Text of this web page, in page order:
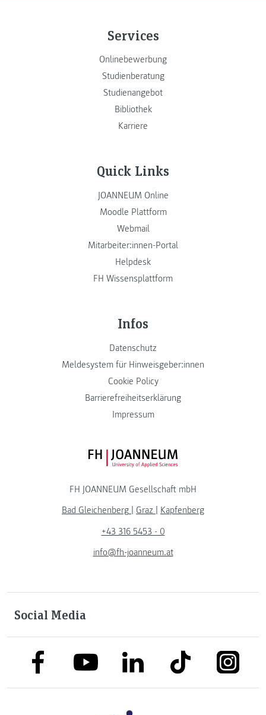
Services
Onlinebewerbung
Studienberatung
Studienangebot
Bibliothek
Karriere
Quick Links
JOANNEUM Online
Moodle Plattform
Webmail
Mitarbeiter:innen-Portal
Helpdesk
FH Wissensplattform
Infos
Datenschutz
Meldesystem für Hinweisgeber:innen
Cookie Policy
Barrierefreiheitserklärung
Impressum
FH JOANNEUM Logo
FH JOANNEUM Gesellschaft mbH
Bad Gleichenberg
Graz
Kapfenberg
+43 316 5453 - 0
info@fh-joanneum.at
Social Media
link to facebooklink to youtubelink to linkedinlink to tiktok